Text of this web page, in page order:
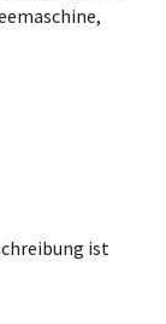
ist